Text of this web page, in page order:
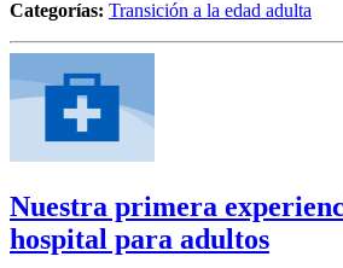
Categorías: Transición a la edad adulta
Nuestra primera
hospital para adultos